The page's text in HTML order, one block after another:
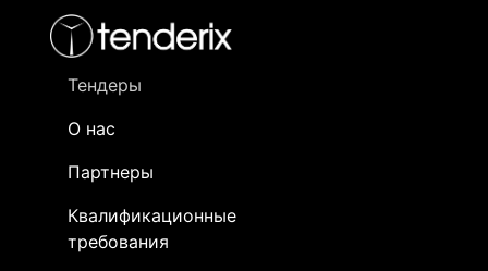
Тендеры
О нас
Партнеры
Квалификационные
требования
- активный лот
- сохраненный лот (не опубликован)
Закупка: Перевозка
г.Йиндржихув-
Градец (Чехия) -